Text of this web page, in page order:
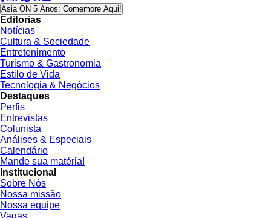
Asia ON 5 Anos: Comemore Aqui!
Editorias
Notícias
Cultura & Sociedade
Entretenimento
Turismo & Gastronomia
Estilo de Vida
Tecnologia & Negócios
Destaques
Perfis
Entrevistas
Colunista
Análises & Especiais
Calendário
Mande sua matéria!
Institucional
Sobre Nós
Nossa missão
Nossa equipe
Vagas